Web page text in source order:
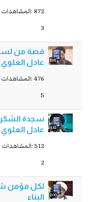
872 :المشاهدات
3
5:02
قصة من لسان
عادل العلوي
476 :المشاهدات
5
4:52
سجدة الشكر
عادل العلوي
512 :المشاهدات
2
2:00
لکل مؤمن
البناء